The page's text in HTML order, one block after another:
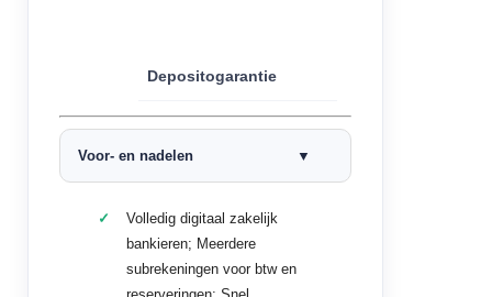
Depositogarantie
Voor- en nadelen
Volledig digitaal zakelijk
bankieren; Meerdere
subrekeningen voor btw en